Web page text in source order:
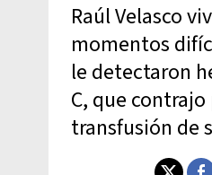
Raúl Velasco
momentos
le detectaron
C, que
transfusión de